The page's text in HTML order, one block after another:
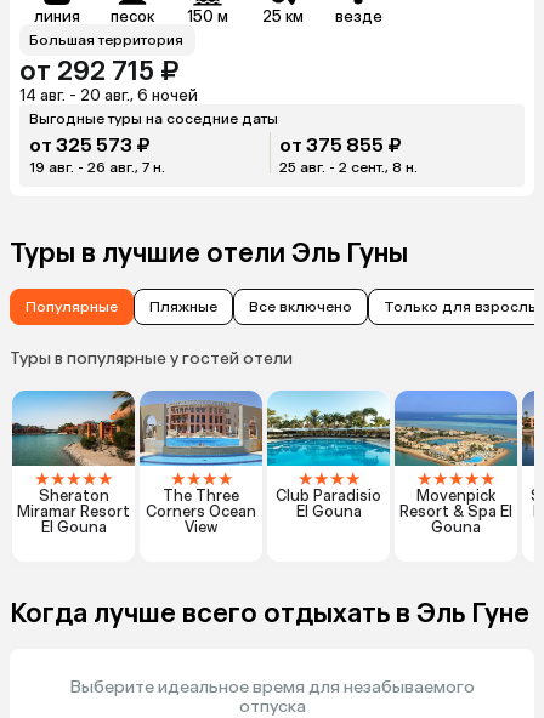
линия песок 150 м 25 км везде
Большая территория
от 292 715 ₽
14 авг. - 20 авг., 6 ночей
Выгодные туры на соседние даты
от 325 573 ₽
19 авг. - 26 авг., 7 н.
от 375 855 ₽
25 авг. - 2 сент., 8 н.
Туры в лучшие отели Эль Гуны
Популярные Пляжные Все включено Только для
Туры в популярные у гостей отели
★★★★★
Sheraton
Miramar Resort
El Gouna
★★★★
The Three
Corners Ocean
View
★★★★
Club Paradisio
El Gouna
★★★★★
Movenpick
Resort & Spa El
Gouna
Когда лучше всего отдыхать в Эль Гуне
Выберите идеальное время для незабываемого
отпуска